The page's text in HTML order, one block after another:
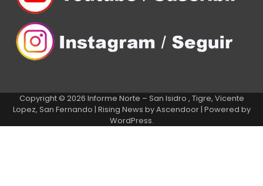
Copyright © 2026 Informe Norte – San Isidro , Tigre, Vicente
Lopez, San Fernando | Rising News byAscendoor| Powered by
WordPress.